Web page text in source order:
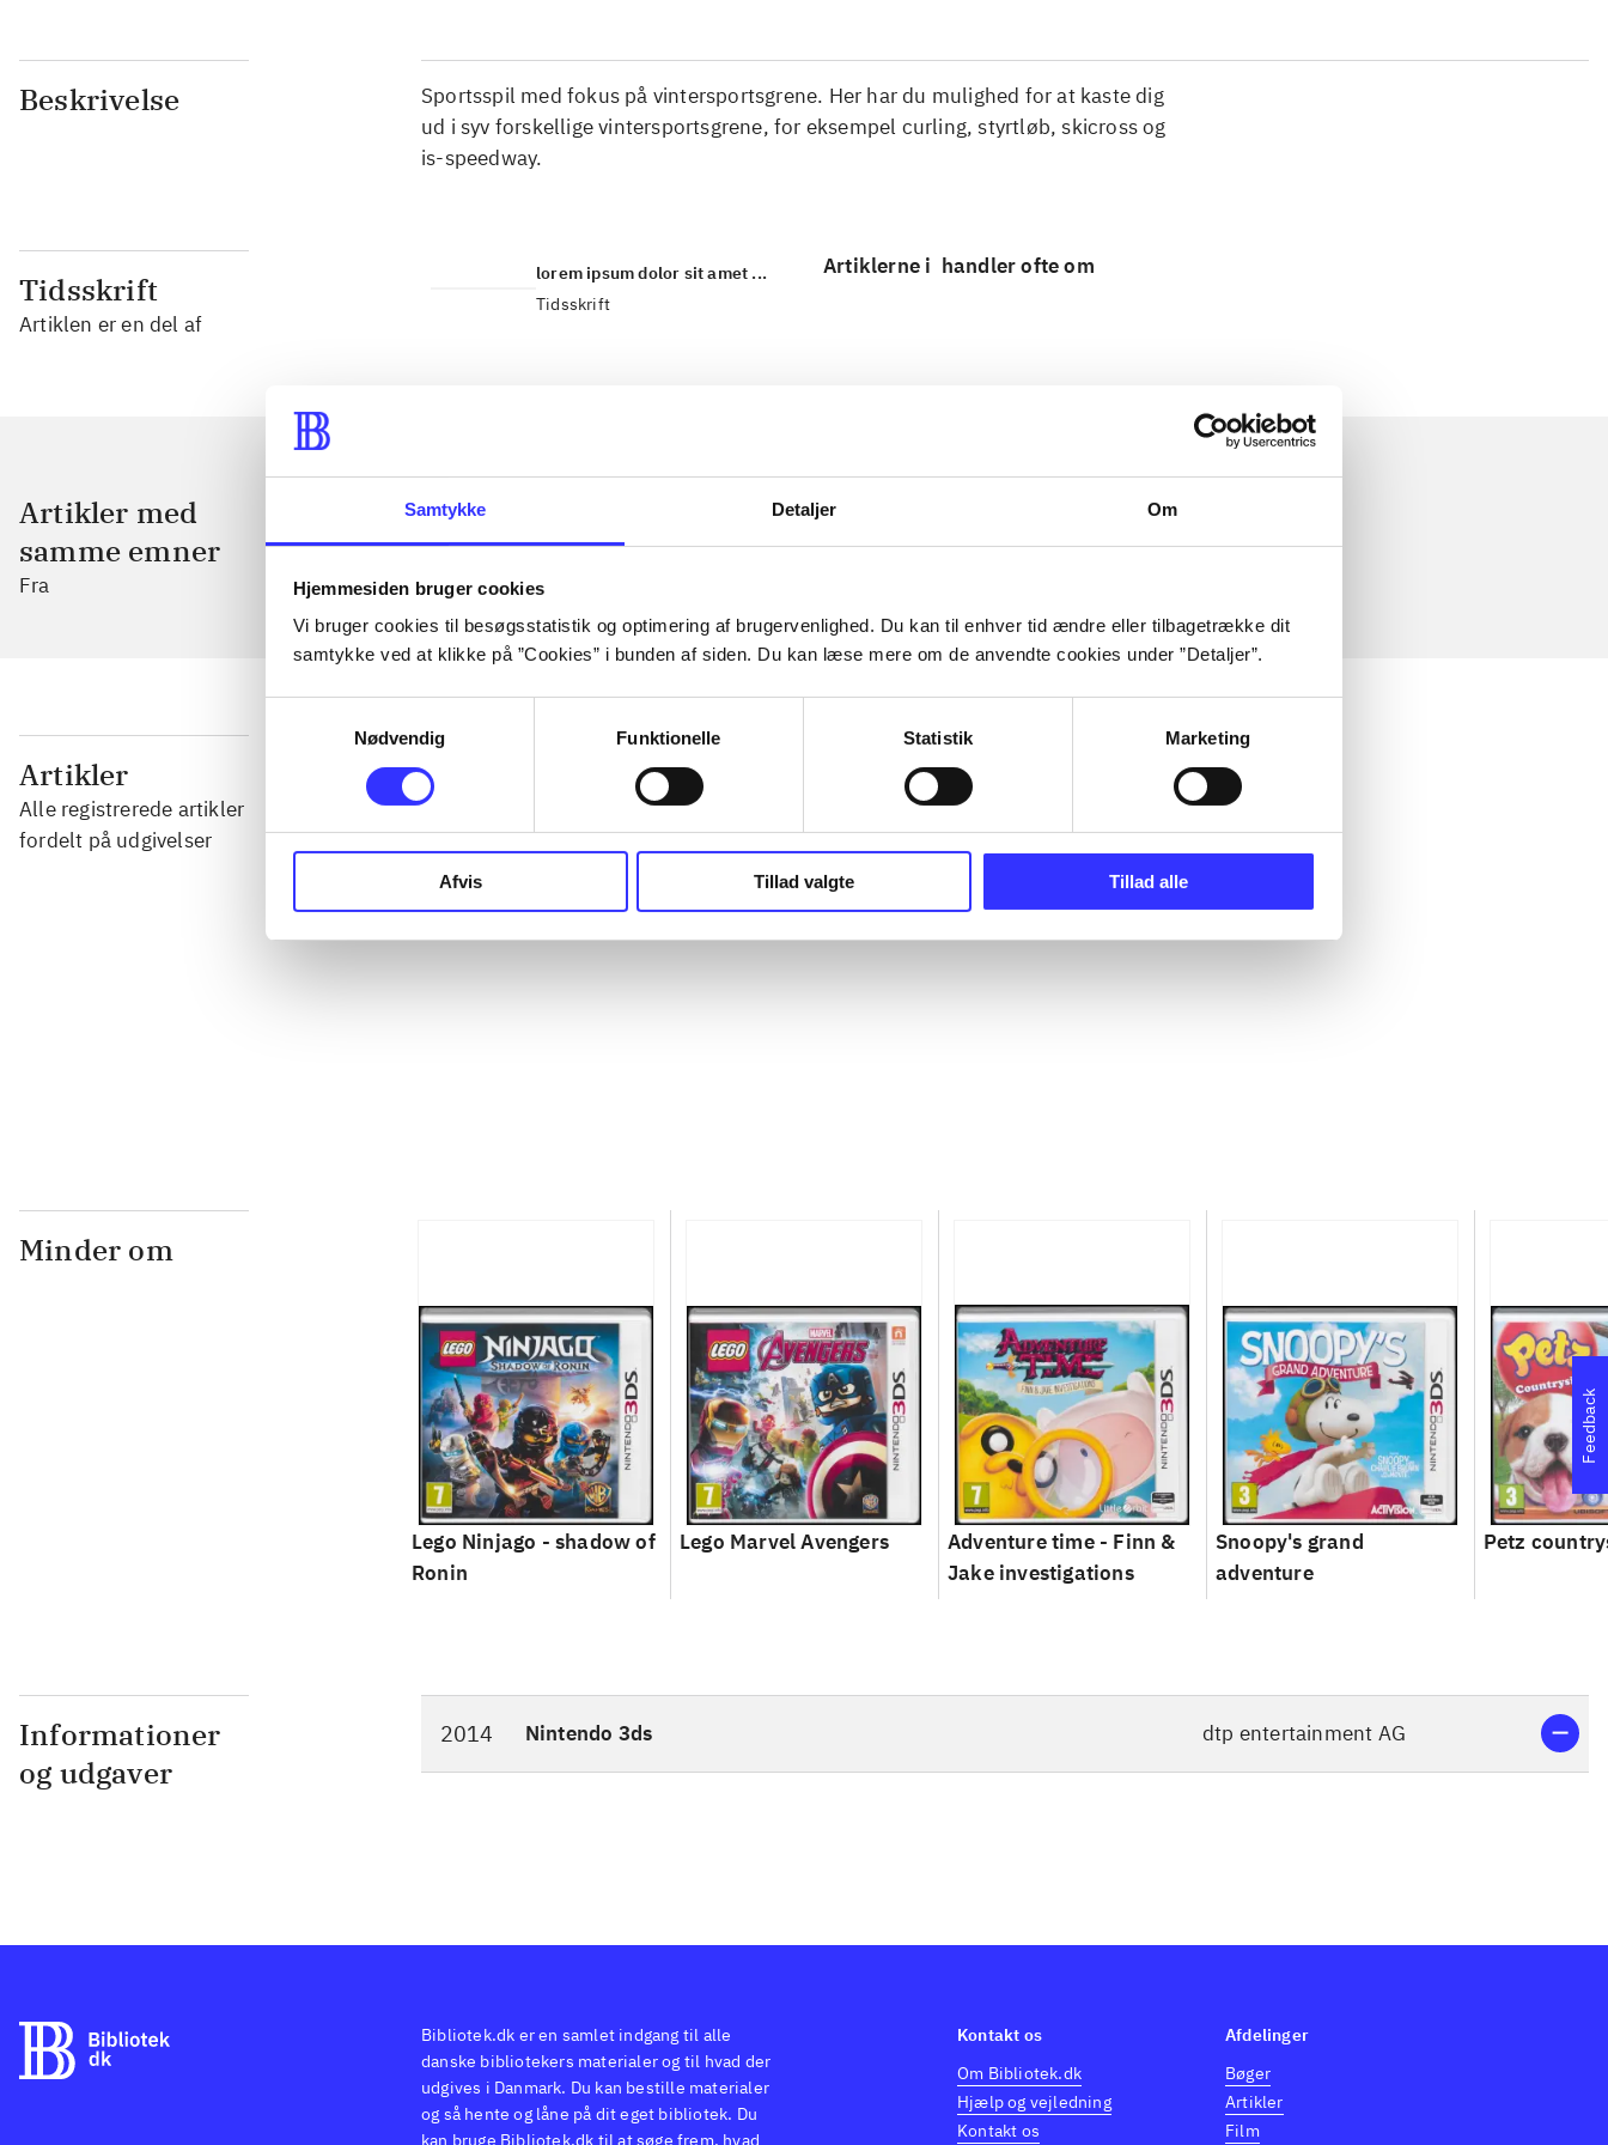
Samtykke Detaljer Om
Hjemmesiden bruger cookies
Vi bruger cookies til besøgsstatistik og optimering af brugervenlighed. Du kan til enhver tid ændre eller tilbagetrække dit
samtykke ved at klikke på ”Cookies” i bunden af siden. Du kan læse mere om de anvendte cookies under ”Detaljer”.
Nødvendig
Funktionelle Statistik Marketing
Afvis Tillad valgte Tillad alle
Beskrivelse
Sportsspil med fokus på vintersportsgrene. Her har du mulighed for at kaste dig
ud i syv forskellige vintersportsgrene, for eksempel curling, styrtløb, skicross og
is-speedway.
Tidsskrift
Artiklen er en del af
lorem ipsum dolor sit amet ...
Tidsskrift
Artiklerne i handler ofte om
Artikler med
samme emner
Fra
Artikler
Alle registrerede artikler
fordelt på udgivelser
...
...
Minder om
Lego Ninjago - shadow of
Ronin
Lego Marvel Avengers
Adventure time - Finn &
Jake investigations
Snoopy's grand
adventure
Petz
Informationer
og udgaver
2014 Nintendo 3ds dtp entertainment AG
Feedback
Bibliotek.dk er en samlet indgang til alle
danske bibliotekers materialer og til hvad der
udgives i Danmark. Du kan bestille materialer
og så hente og låne på dit eget bibliotek. Du
kan bruge Bibliotek.dk til at søge frem, hvad
Kontakt os
Om Bibliotek.dk
Hjælp og vejledning
Kontakt os
Afdelinger
Bøger
Artikler
Film